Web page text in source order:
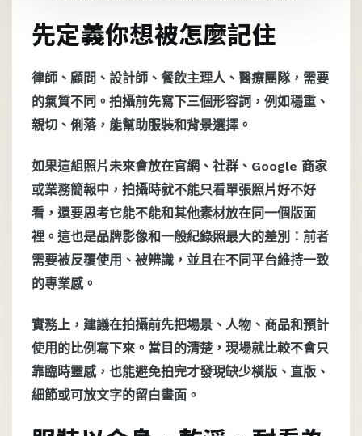
先定義你想被怎麼記住
律師、顧問、設計師、餐飲主理人、醫療團隊，需要
的氣質不同。拍攝前先寫下三個形容詞，例如穩重、
親切、俐落，能幫助服裝和背景選擇。
如果這組照片未來會放在官網、社群、Google 商家
或業務簡報中，拍攝時就不能只看單張照片好不好
看，還要思考它能不能和其他素材放在同一個版面
裡。這也是品牌影像和一般紀錄照最大的差別：前者
需要被反覆使用、被辨識，並且在不同平台維持一致
的專業感。
實務上，建議在拍攝前先把場景、人物、商品和預計
使用的比例寫下來。當目的清楚，現場就比較不會只
靠臨時靈感，也能避免拍完才發現缺少橫版、直版、
細節或可放文字的留白畫面。